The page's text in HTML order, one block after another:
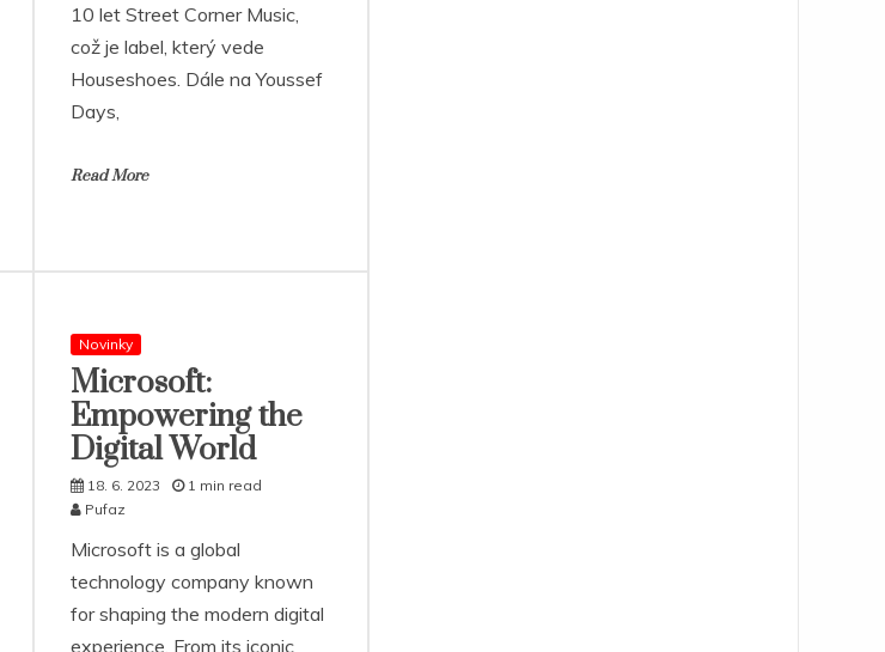
10 let Street Corner Music,
což je label, který vede
Houseshoes. Dále na Youssef
Days,
Read More
Novinky
Microsoft:
Empowering the
Digital World
18. 6. 2023
1 min read
Pufaz
Microsoft is a global
technology company known
for shaping the modern digital
experience. From its iconic